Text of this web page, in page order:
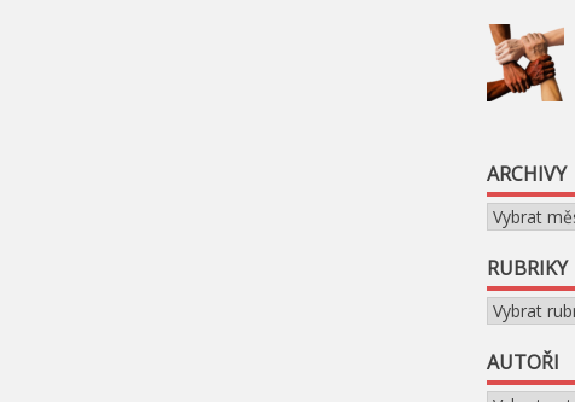
ARCHIVY
Archivy
RUBRIKY
Rubriky
AUTOŘI